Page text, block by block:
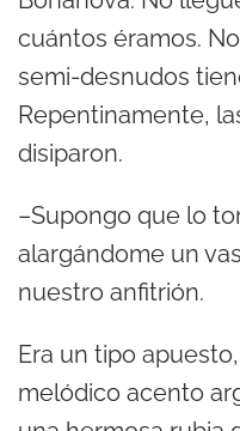
cuántos éramos.
semi-desnudos
Repentinamente,
disiparon.
–Supongo que lo
alargándome un
nuestro anfitrión.
Era un tipo
melódico acento